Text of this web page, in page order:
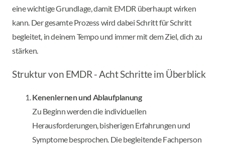
eine wichtige Grundlage, damit EMDR überhaupt wirken
kann. Der gesamte Prozess wird dabei Schritt für Schritt
begleitet, in deinem Tempo und immer mit dem Ziel, dich zu
stärken.
Struktur von EMDR - Acht Schritte im Überblick
Kenenlernen und Ablaufplanung
Zu Beginn werden die individuellen
Herausforderungen, bisherigen Erfahrungen und
Symptome besprochen. Die begleitende Fachperson